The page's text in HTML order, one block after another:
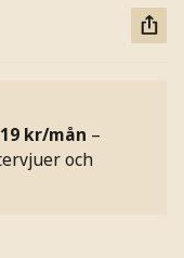
kr/mån –
och